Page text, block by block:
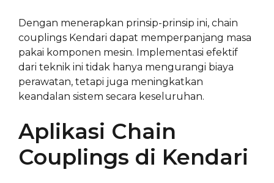
Dengan menerapkan prinsip-prinsip ini, chain
couplings Kendari dapat memperpanjang masa
pakai komponen mesin. Implementasi efektif
dari teknik ini tidak hanya mengurangi biaya
perawatan, tetapi juga meningkatkan
keandalan sistem secara keseluruhan.
Aplikasi Chain
Couplings di Kendari